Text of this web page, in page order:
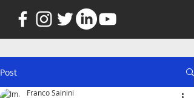
Post
Franco Sainini